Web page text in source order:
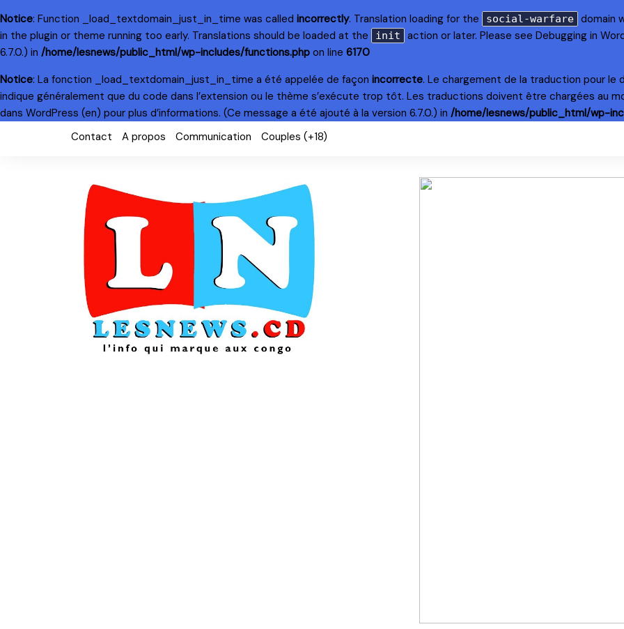
Notice: Function _load_textdomain_just_in_time was called incorrectly. Translation loading for the social-warfare domain
in the plugin or theme running too early. Translations should be loaded at the
init action or later. Please see Debugging in
6.7.0.) in /home/lesnews/public_html/wp-includes/functions.php on line 6170
Notice: La fonction _load_textdomain_just_in_time a été appelée de façon incorrecte. Le chargement de la traduction pour le
indique généralement que du code dans l’extension ou le thème s’exécute trop tôt. Les traductions doivent être chargées au
dans WordPress (en) pour plus d’informations. (Ce message a été ajouté à la version 6.7.0.) in /home/lesnews/public_html/wp-
Contact A propos Communication Couples (+18)